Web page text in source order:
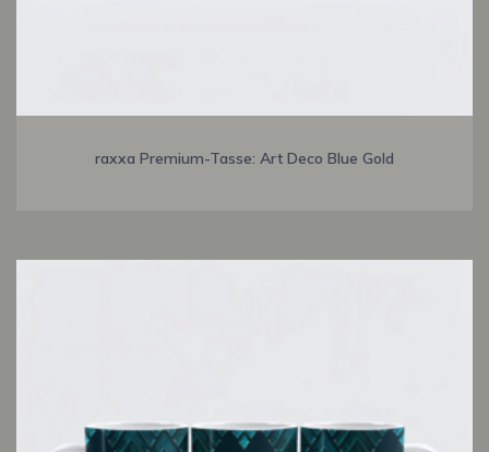
raxxa Premium-Tasse: Art Deco Blue Gold